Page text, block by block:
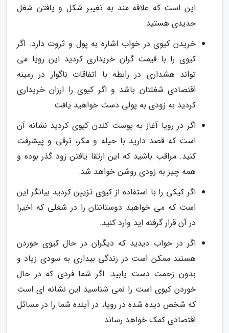
این است که علاقه مند به تغییر شکل و یافتن شغل
جدیدی هستید.
خریدن کیوی در خواب اشاره به پول و ثروت دارد. اگر
کیوی را با قیمت گران خریداری کردید این رویا می
تواند هشداری در رابطه با اتفاقات ناگوار در زمینه
اقتصادی شغلتان باشد و اگر کیوی را ارزان خریداری
کردید به زودی به پولی دست خواهید یافت.
اگر در رویا آغاز به پوست کندن کیوی کردید نشانه آن
است که قصد دارید با حیله و مکر، ترقی و پیشرفت
کنید. مراقب باشید که این ارتقا یافتن زود گذر بوده و
همه چیز به زودی روشن خواهد شد.
اگر کیکی را با استفاده از کیوی تزیین کردید بیانگر این
است که می خواهید دوستانتان را در شغلی که اخیرا
در آن قرار گرفته اید وارد کنید.
اگر در خواب دیدید که دیگران در حال کیوی خوردن
هستند ممکن است در زندگی بیداری به سودی زیاد و
بدون زحمت دست یابید. اگر شما فردی که در حال
خوردن کیوی است را نمی شناسید این نشانه ای است
که شخص دیده شده در رویا، در آینده شما را در مسائل
اقتصادی کمک خواهد رساند.